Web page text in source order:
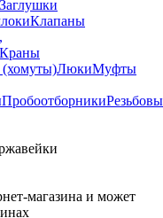
Заглушки
Клапаны
Краны
(хомуты)ЛюкиМуфты
Пробоотборники
магазина и может